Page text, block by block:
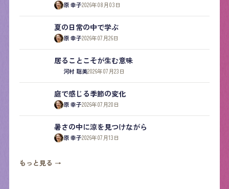
原 幸子2026年08月03日
夏の日常の中で学ぶ
原 幸子2026年07月26日
居ることこそが生む意味
河村 聡美2026年07月23日
庭で感じる季節の変化
原 幸子2026年07月20日
暑さの中に涼を見つけながら
原 幸子2026年07月13日
もっと見る →